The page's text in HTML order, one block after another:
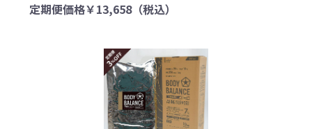
定期便価格￥13,658（税込）